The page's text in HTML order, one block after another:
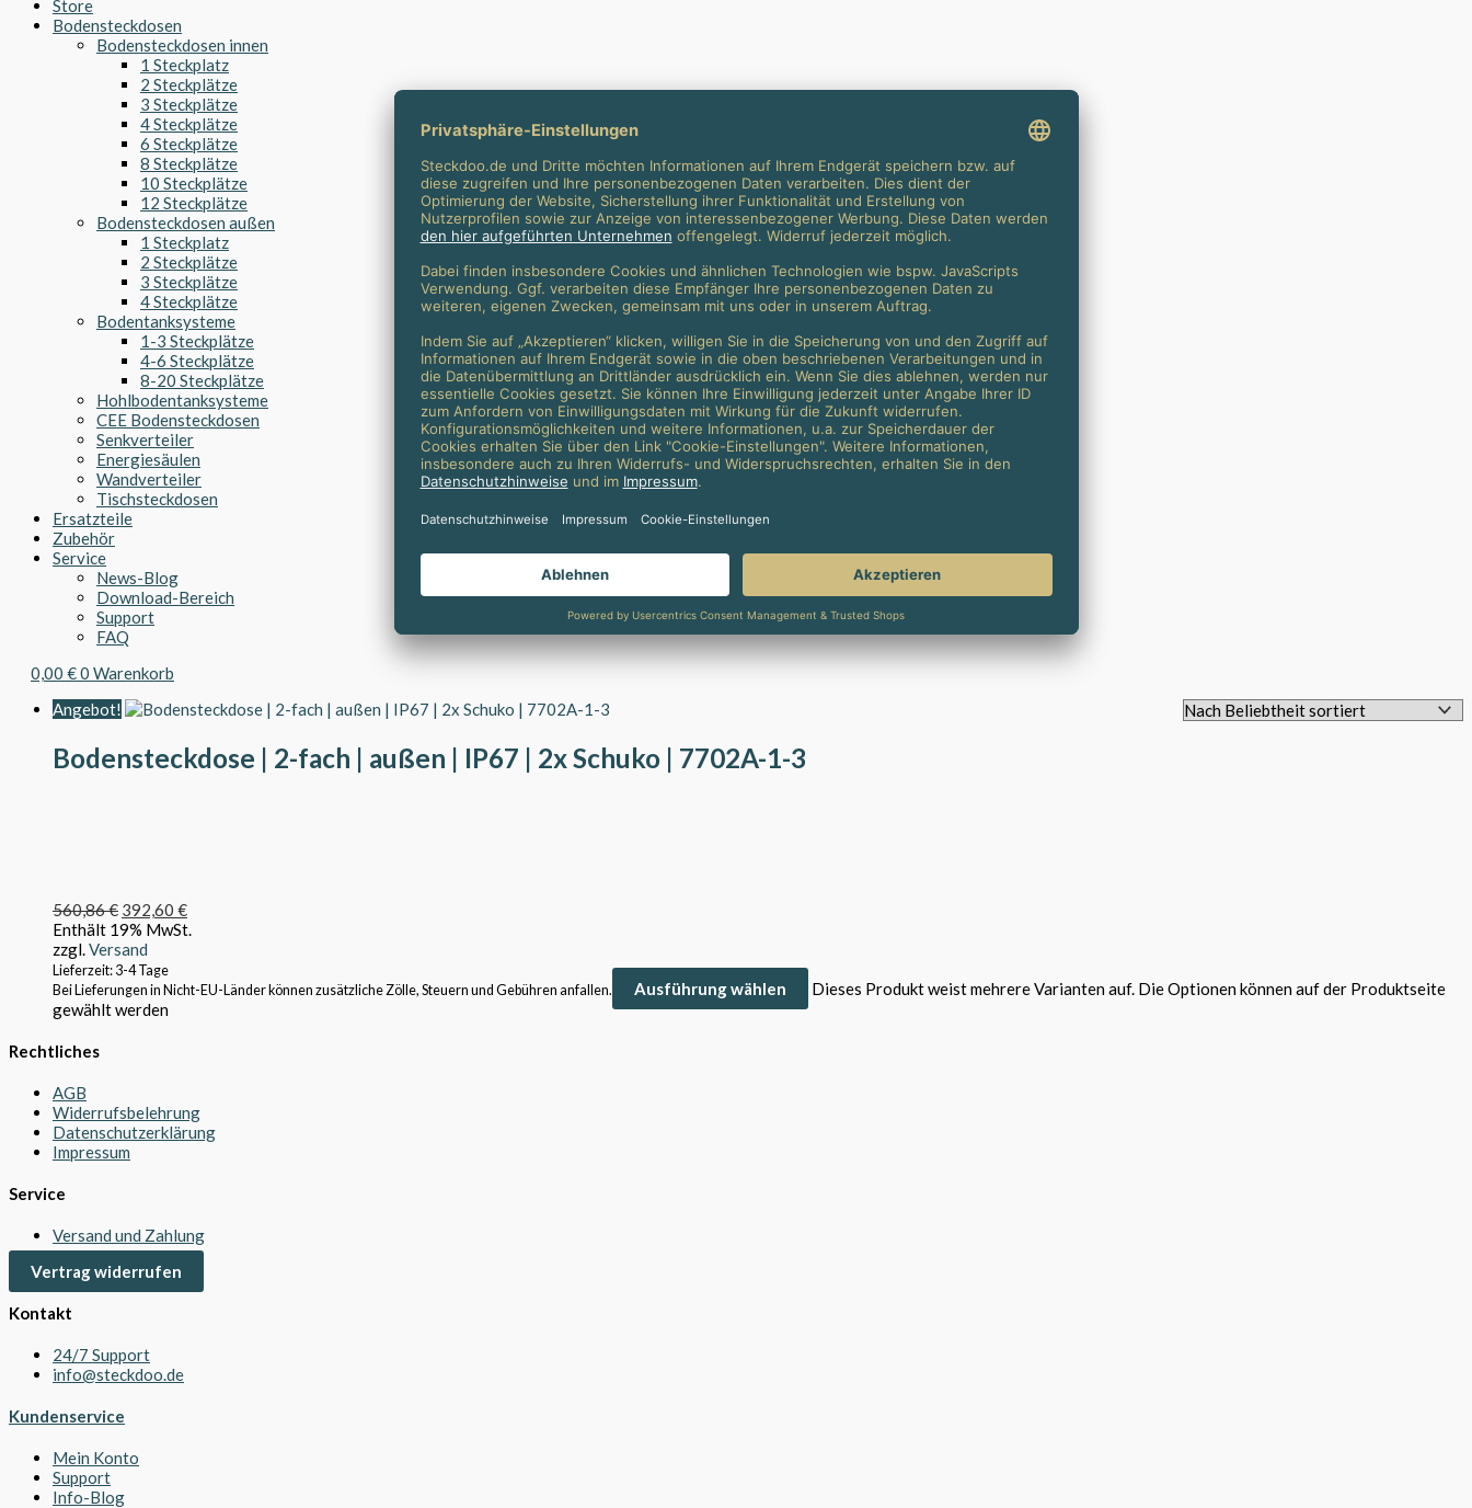
Store
Bodensteckdosen
Bodensteckdosen innen
1 Steckplatz
2 Steckplätze
3 Steckplätze
4 Steckplätze
6 Steckplätze
8 Steckplätze
10 Steckplätze
12 Steckplätze
Bodensteckdosen außen
1 Steckplatz
2 Steckplätze
3 Steckplätze
4 Steckplätze
Bodentanksysteme
1-3 Steckplätze
4-6 Steckplätze
8-20 Steckplätze
Hohlbodentanksysteme
CEE Bodensteckdosen
Senkverteiler
Energiesäulen
Wandverteiler
Tischsteckdosen
Ersatzteile
Zubehör
Service
News-Blog
Download-Bereich
Support
FAQ
0,00 €0 Warenkorb
Angebot!
Bodensteckdose | 2-fach | außen | IP67 | 2x Schuko | 7702A-1-3
560,86€ 392,60 €
Enthält 19% MwSt.
zzgl.Versand
Lieferzeit: 3-4 Tage
Bei Lieferungen in Nicht-EU-Länder können zusätzliche Zölle, Steuern und Gebühren anfallen.
Ausführung wählen
Dieses Produkt weist mehrere Varianten auf. Die Optionen können auf der Produktseite
gewählt werden
Rechtliches
AGB
Widerrufsbelehrung
Datenschutzerklärung
Impressum
Service
Versand und Zahlung
Vertrag widerrufen
Kontakt
24/7 Support
info@steckdoo.de
Kundenservice
Mein Konto
Support
Info-Blog